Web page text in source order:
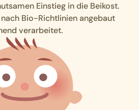
Einstieg in die Beikost.
Bio-Richtlinien angebaut
verarbeitet.